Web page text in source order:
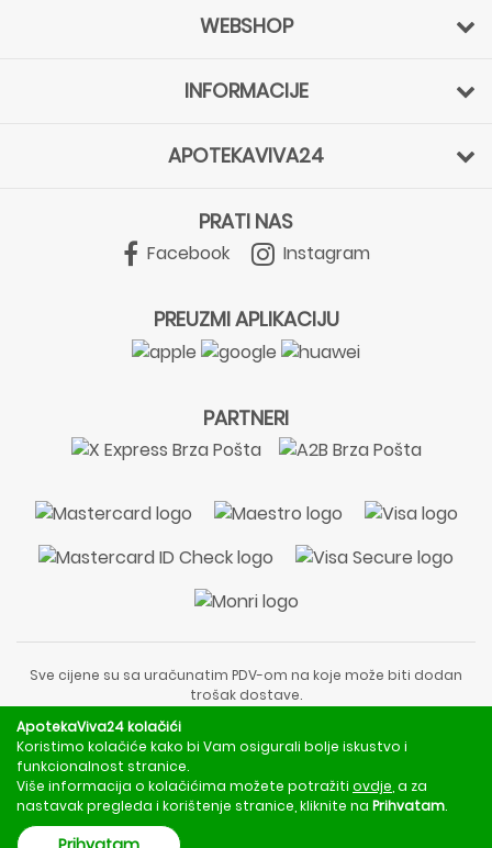
WEBSHOP
INFORMACIJE
APOTEKAVIVA24
PRATI NAS
Facebook Instagram
PREUZMI APLIKACIJU
PARTNERI
Sve cijene su sa uračunatim PDV-om na koje može biti dodan
trošak dostave.
liječnički pregled ili savjet farmaceuta.
Za obavijesti o mjerama opreza, rizicima i nuspojavama
obratite se svom liječniku ili farmaceutu.
Copyright © 2020 - 2026 | ApotekaViva24 | Sva prava zadržava
ApotekaViva24 kolačići
Koristimo kolačiće kako bi Vam osigurali bolje iskustvo i
funkcionalnost stranice.
Više informacija o kolačićima možete potražiti ovdje , a za
nastavak pregleda i korištenje stranice, kliknite na Prihvatam.